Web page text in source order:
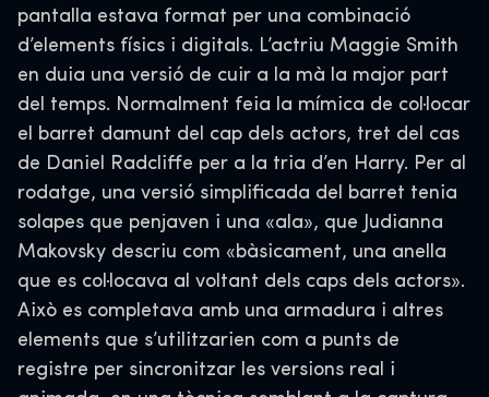
pantalla estava format per una combinació
d’elements físics i digitals. L’actriu Maggie Smith
en duia una versió de cuir a la mà la major part
del temps. Normalment feia la mímica de col·locar
el barret damunt del cap dels actors, tret del cas
de Daniel Radcliffe per a la tria d’en Harry. Per al
rodatge, una versió simplificada del barret tenia
solapes que penjaven i una «ala», que Judianna
Makovsky descriu com «bàsicament, una anella
que es col·locava al voltant dels caps dels actors».
Això es completava amb una armadura i altres
elements que s’utilitzarien com a punts de
registre per sincronitzar les versions real i